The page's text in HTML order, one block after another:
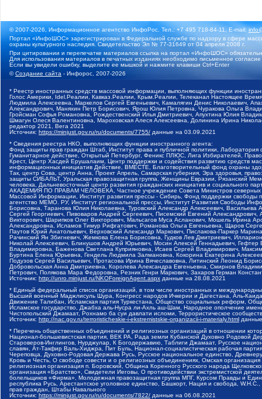
© 2007-2026, Информационное агентство ИнфоРос. Тел.: +7 495 718-84-11, E-mail:
Портал «ИнфоШОС» зарегистрирован в Федеральной службе по надзору в сфере
охраны культурного наследия. Свидетельство Эл № 77-31649 от 04 апреля 2008 г.
При цитировании и перепечатке материалов ссылка на портал «ИнфоШОС»
Для использования материалов в печатных изданиях необходимо письменное
Если вы увидели ошибку, выделите ее мышкой и нажмите клавиши Ctrl+Enter
©Создание сайта - Инфорос, 2007-2026
* Реестр иностранных средств массовой информации, выполняющих функции
Голос Америки, Idel.Реалии, Кавказ.Реалии, Крым.Реалии, Телеканал Настоящее
Людмила Алексеевна, Маркелов Сергей Евгеньевич, Камалягин Денис Николаевич,
Александрович, Маняхин Петр Борисович, Ярош Юлия Петровна, Чуракова Ольга
Гройсман Софья Романовна, Рождественский Илья Дмитриевич, Апухтина Юлия
Шмагун Олеся Валентиновна, Мароховская Алеся Алексеевна, Долинина Ирина
редактор 2021, Вега 2021
Источник: https://minjust.gov.ru/ru/documents/7755/ данные на 03.09.2021
* Сведения реестра НКО, выполняющих функции иностранного агента:
Фонд защиты прав граждан Штаб, Институт права и публичной политики,
Гуманитарное действие, Открытый Петербург, Феникс ПЛЮС, Лига Избирателей,
Крест, Центр Хасдей Ерушалаим, Центр поддержки и содействия развитию средств
информационных инициатив Действие, ВМЕСТЕ, Благотворительный фонд охраны
Так, центр Сова, центр Анна, Проект Апрель, Самарская губерния, Эра здоровья,
защиты СИБАЛЬТ, Уральская правозащитная группа, Женщины Евразии, Рязанский
человека, Дальневосточный центр развития гражданских инициатив и социального
АКАДЕМИЯ ПО ПРАВАМ ЧЕЛОВЕКА, Частное учреждение Совета Министров северных
Массовой Информации, Институт развития прессы - Сибирь, Фонд поддержки
агентство МЕМО. РУ, Институт региональной прессы, Институт Развития Свободы
Борисовна, Таранова Юлия Николаевна, Туровский Александр Алексеевич,
Сергей Георгиевич, Пивоваров Андрей Сергеевич, Писемский Евгений
Викторович, Шарипков Олег Викторович, Мальсагов Муса Асланович, Мошель Ирина
Александровна, Исламов Тимур Рифгатович, Романова Ольга Евгеньевна, Щаров
Паутов Юрий Анатольевич, Верховский Александр Маркович, Пислакова-Паркер
Рачинский Ян Збигневич, Жемкова Елена Борисовна, Гудков Лев Дмитриевич,
Николай Алексеевич, Блинушов Андрей Юрьевич, Мосин Алексей Геннадьевич,
Владимировна, Баженова Светлана Куприяновна, Исаев Сергей Владимирович,
Буртина Елена Юрьевна, Гендель Людмила Залмановна, Кокорина Екатерина
Подузов Сергей Васильевич, Протасова Ирина Вячеславовна, Литинский Леонид
Добровольская Анна Дмитриевна, Королева Александра Евгеньевна, Смирнов
Петрович, Полякова Мара Федоровна, Резник Генри Маркович, Захаров Герман
Источник: http://unro.minjust.ru/NKOForeignAgent.aspx данные на 28.08.2021
* Единый федеральный список организаций, в том числе иностранных и
Высший военный Маджлисуль Шура, Конгресс народов Ичкерии и Дагестана, Аль-
Движение Талибан, Исламская партия Туркестана, Общество социальных реформ,
Исламское государство, Джабха аль-Нусра ли-Ахль аш-Шам, Народное ополчение
Чистопольский Джамаат, Рохнамо ба суи давлати исломи, Террористическое
Источник: http://nac.gov.ru/terroristicheskie-i-ekstremistskie-organizacii-i-materialy.html
* Перечень общественных объединений и религиозных организаций в отношении
Национал-большевистская партия, ВЕК РА, Рада земли Кубанской Духовно Родовой
Староверов-Инглингов, Нурджулар, К Богодержавию, Таблиги Джамаат, Русское
славян, Ат-Такфир Валь-Хиджра, Пит Буль, Национал-социалистическая рабочая
Череповца, Духовно-Родовая Держава Русь, Русское национальное единство,
Кровь и Честь, О свободе совести и о религиозных объединениях, Омская
религиозная организация п. Боровский, Община Коренного Русского народа
организация «Братство», Свидетели Иеговы, О противодействии экстремистской
болельщиков «Фирма», Молодежная правозащитная группа МПГ, Курсом Правды и
республика Русь, Арестантское уголовное единство, Башкорт, Нация и свобода,
прав граждан, Штабы Навального
Источник: https://minjust.gov.ru/ru/documents/7822/ данные на 06.08.2021